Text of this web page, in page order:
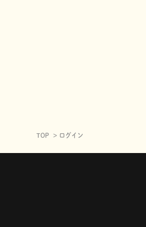
TOP ログイン